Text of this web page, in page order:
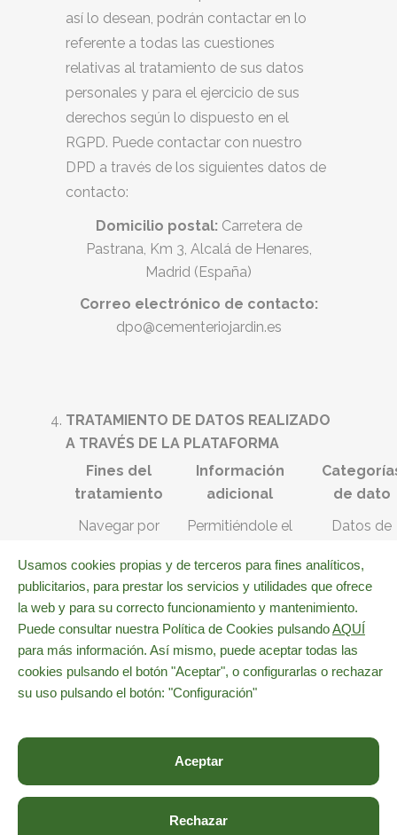
así lo desean, podrán contactar en lo
referente a todas las cuestiones
relativas al tratamiento de sus datos
personales y para el ejercicio de sus
derechos según lo dispuesto en el
RGPD. Puede contactar con nuestro
DPD a través de los siguientes datos de
contacto:
Domicilio postal: Carretera de
Pastrana, Km 3, Alcalá de Henares,
Madrid (España)
Correo electrónico de contacto:
dpo@cementeriojardin.es
TRATAMIENTO DE DATOS REALIZADO
A TRAVÉS DE LA PLATAFORMA
Fines del
tratamiento
Información
adicional
de dato
Navegar por
Permitiéndole el
información y a
los contenidos
dispuestos en la
Le sugerimos
consultar los
Española de
Protección de
Datos (AEPD)
Datos de
web
de su
web con
apoyo en
conexión,
etc.).
Usamos cookies propias y de terceros para fines analíticos,
publicitarios, para prestar los servicios y utilidades que ofrece
la web y para su correcto funcionamiento y mantenimiento.
Puede consultar nuestra Política de Cookies pulsandoAQUÍ
para más información. Así mismo, puede aceptar todas las
cookies pulsando el botón "Aceptar", o configurarlas o rechazar
su uso pulsando el botón: "Configuración"
Aceptar
Rechazar